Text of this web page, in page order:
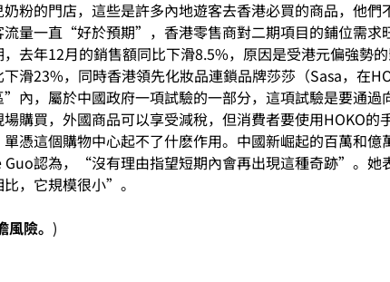
粉的門店，這些是許多內地遊客去香港必買的商品，他
量一直“好於預期”，香港零售商對二期項目的鋪位需
去年12月的銷售額同比下滑8.5%，原因是受港元偏強勢
滑23%，同時香港領先化妝品連鎖品牌莎莎（Sasa，在
內，屬於中國政府一項試驗的一部分，這項試驗是要通
購買，外國商品可以享受減稅，但消費者要使用HOKO
憑這個購物中心起不了什麽作用。中國新崛起的百萬和
Guo認為，“沒有理由指望短期內會再出現這種奇跡”。
，它規模很小”。
險。 )